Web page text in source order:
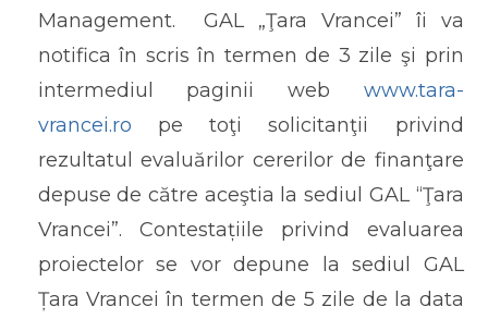
Management. GAL „Ţara Vrancei” îi va
notifica în scris în termen de 3 zile şi prin
intermediul paginii web www.tara-
vrancei.ro pe toţi solicitanţii privind
rezultatul evaluărilor cererilor de finanţare
depuse de către aceştia la sediul GAL “Ţara
Vrancei”. Contestațiile privind evaluarea
proiectelor se vor depune la sediul GAL
Țara Vrancei în termen de 5 zile de la data